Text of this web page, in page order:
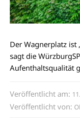
Der Wagnerplatz ist
sagt die
Aufenthaltsqualität
Veröffentlicht am:
Veröffentlicht von: